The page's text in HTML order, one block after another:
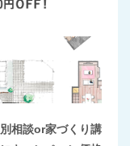
相談or家づくり講